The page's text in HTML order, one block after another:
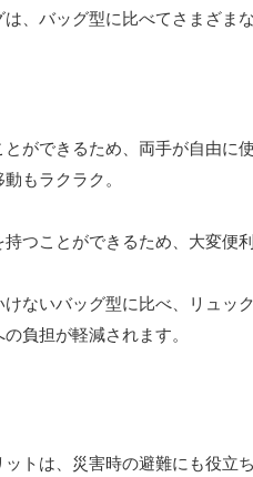
、バッグ型に比べてさまざま
ができるため、両手が自由に
もラクラク。
つことができるため、大変便利
ないバッグ型に比べ、リュッ
負担が軽減されます。
トは、災害時の避難にも役立ち